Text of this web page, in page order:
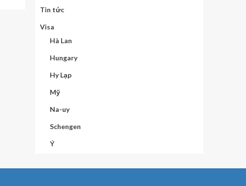
Tin tức
Visa
Hà Lan
Hungary
Hy Lạp
Mỹ
Na-uy
Schengen
Ý